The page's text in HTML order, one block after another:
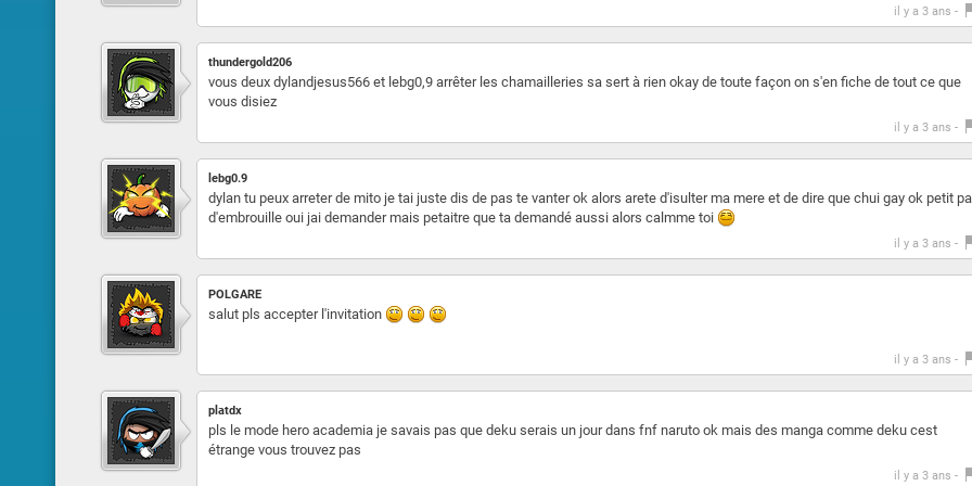
il y a 3 ans -
thundergold206
vous deux dylandjesus566 et lebg0,9 arrêter les chamailleries sa sert à rien okay de toute façon on s'en fiche de tout ce que
vous disiez
il y a 3 ans -
lebg0.9
dylan tu peux arreter de mito je tai juste dis de pas te vanter ok alors arete d'isulter ma mere et de dire que chui gay ok petit
d'embrouille oui jai demander mais petaitre que ta demandé aussi alors calmme toi
il y a 3 ans -
POLGARE
salut pls accepter l'invitation
il y a 3 ans -
platdx
pls le mode hero academia je savais pas que deku serais un jour dans fnf naruto ok mais des manga comme deku cest
étrange vous trouvez pas
il y a 3 ans -